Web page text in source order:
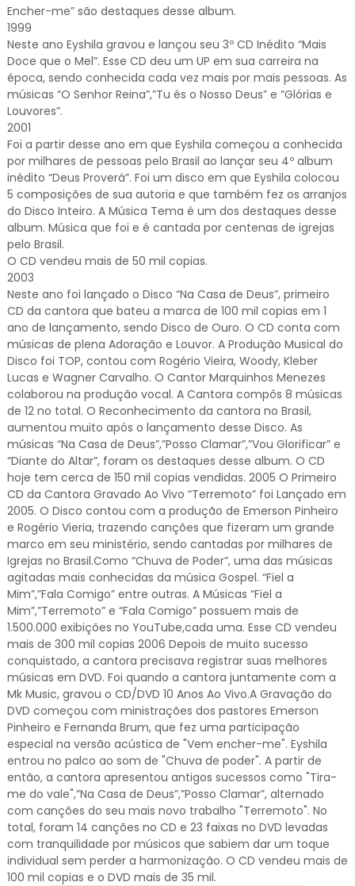
Encher-me” são destaques desse album.
1999
Neste ano Eyshila gravou e lançou seu 3º CD Inédito “Mais
Doce que o Mel”. Esse CD deu um UP em sua carreira na
época, sendo conhecida cada vez mais por mais pessoas. As
músicas “O Senhor Reina”,”Tu és o Nosso Deus” e “Glórias e
Louvores”.
2001
Foi a partir desse ano em que Eyshila começou a conhecida
por milhares de pessoas pelo Brasil ao lançar seu 4º album
inédito “Deus Proverá”. Foi um disco em que Eyshila colocou
5 composições de sua autoria e que também fez os arranjos
do Disco Inteiro. A Música Tema é um dos destaques desse
album. Música que foi e é cantada por centenas de igrejas
pelo Brasil.
O CD vendeu mais de 50 mil copias.
2003
Neste ano foi lançado o Disco “Na Casa de Deus”, primeiro
CD da cantora que bateu a marca de 100 mil copias em 1
ano de lançamento, sendo Disco de Ouro. O CD conta com
músicas de plena Adoração e Louvor. A Produção Musical do
Disco foi TOP, contou com Rogério Vieira, Woody, Kleber
Lucas e Wagner Carvalho. O Cantor Marquinhos Menezes
colaborou na produção vocal. A Cantora compôs 8 músicas
de 12 no total. O Reconhecimento da cantora no Brasil,
aumentou muito após o lançamento desse Disco. As
músicas “Na Casa de Deus”,”Posso Clamar”,”Vou Glorificar” e
“Diante do Altar”, foram os destaques desse album. O CD
hoje tem cerca de 150 mil copias vendidas. 2005 O Primeiro
CD da Cantora Gravado Ao Vivo “Terremoto” foi Lançado em
2005. O Disco contou com a produção de Emerson Pinheiro
e Rogério Vieria, trazendo canções que fizeram um grande
marco em seu ministério, sendo cantadas por milhares de
Igrejas no Brasil.Como “Chuva de Poder”, uma das músicas
agitadas mais conhecidas da música Gospel. “Fiel a
Mim”,”Fala Comigo” entre outras. A Músicas “Fiel a
Mim”,”Terremoto” e “Fala Comigo” possuem mais de
1.500.000 exibições no YouTube,cada uma. Esse CD vendeu
mais de 300 mil copias 2006 Depois de muito sucesso
conquistado, a cantora precisava registrar suas melhores
músicas em DVD. Foi quando a cantora juntamente com a
Mk Music, gravou o CD/DVD 10 Anos Ao Vivo.A Gravação do
DVD começou com ministrações dos pastores Emerson
Pinheiro e Fernanda Brum, que fez uma participação
especial na versão acústica de "Vem encher-me". Eyshila
entrou no palco ao som de "Chuva de poder". A partir de
então, a cantora apresentou antigos sucessos como "Tira-
me do vale",”Na Casa de Deus”,”Posso Clamar”, alternado
com canções do seu mais novo trabalho "Terremoto". No
total, foram 14 canções no CD e 23 faixas no DVD levadas
com tranquilidade por músicos que sabiem dar um toque
individual sem perder a harmonização. O CD vendeu mais de
100 mil copias e o DVD mais de 35 mil.